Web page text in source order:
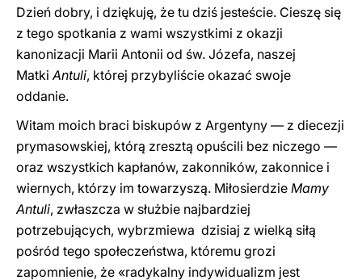
Dzień dobry, i dziękuję, że tu dziś jesteście. Cieszę się
z tego spotkania z wami wszystkimi z okazji
kanonizacji Marii Antonii od św. Józefa, naszej
MatkiAntuli, której przybyliście okazać swoje
oddanie.
Witam moich braci biskupów z Argentyny — z diecezji
prymasowskiej, którą zresztą opuścili bez niczego —
oraz wszystkich kapłanów, zakonników, zakonnice i
wiernych, którzy im towarzyszą. Miłosierdzie Mamy
Antuli, zwłaszcza w służbie najbardziej
potrzebujących, wybrzmiewa dzisiaj z wielką siłą
pośród tego społeczeństwa, któremu grozi
zapomnienie, że «radykalny indywidualizm jest